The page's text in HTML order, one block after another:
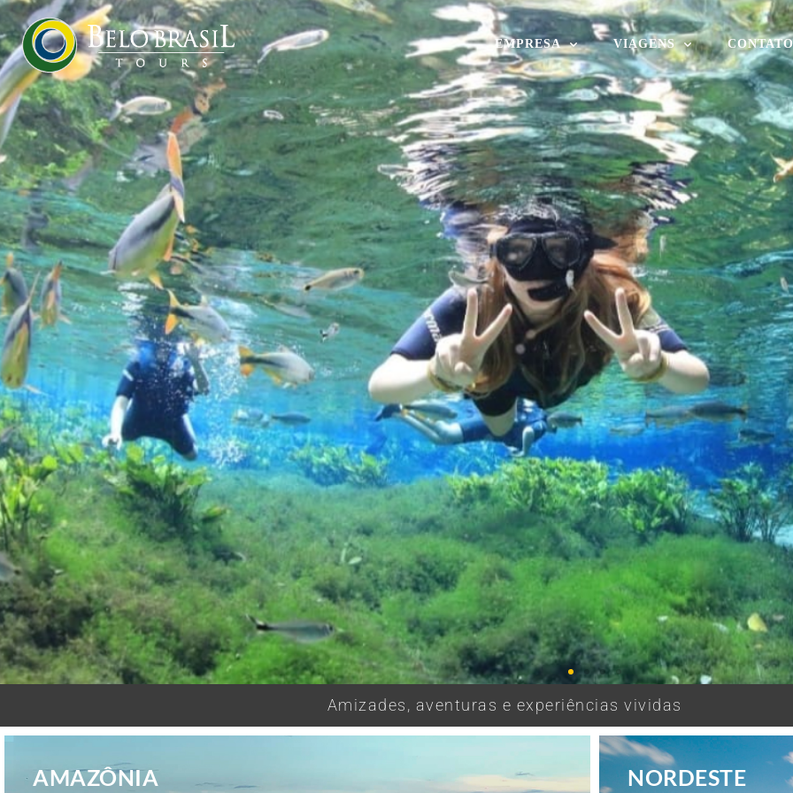
EMPRESA VIAGENS CONTATO
Amizades, aventuras e experiências vividas
AMAZÔNIA NORDESTE